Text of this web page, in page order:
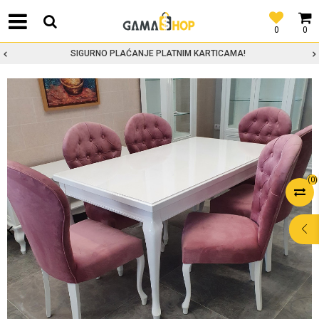
0
0
SIGURNO PLAĆANJE PLATNIM KARTICAMA!
(0)
POMOĆ PRI
KUPOVINI